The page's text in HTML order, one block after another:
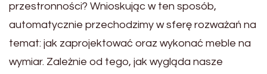
przestronności? Wnioskując w ten sposób,
automatycznie przechodzimy w sferę rozważań na
temat: jak zaprojektować oraz wykonać meble na
wymiar. Zależnie od tego, jak wygląda nasze